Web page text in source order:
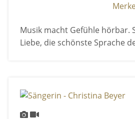
Musik macht Gefühle hörbar.
Liebe, die schönste Sprache